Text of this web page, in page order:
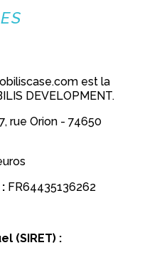
est la
DEVELOPMENT.
rue Orion - 74650
FR64435136262
(SIRET) :